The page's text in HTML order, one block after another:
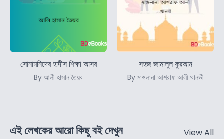
সোনামনিদের হাদীস শিক্ষা আসর
By আলী হাসান তৈয়ব
সহজ জামালুল কুরআন
By মাওলানা আশরাফ আলী থানভী
এই লেখকের আরো কিছু বই দেখুন View All